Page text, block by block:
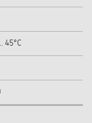
45°C